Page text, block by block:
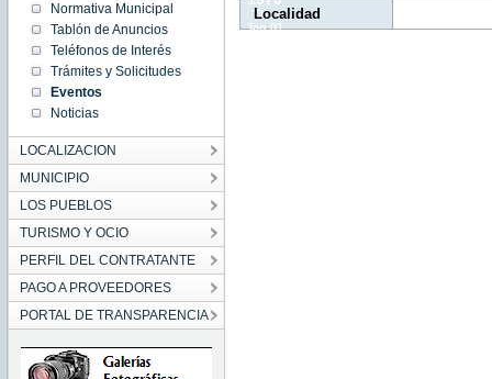
Normativa Municipal
Tablón de Anuncios
Teléfonos de Interés
Trámites y Solicitudes
Eventos
Noticias
LOCALIZACION
MUNICIPIO
LOS PUEBLOS
TURISMO Y OCIO
PERFIL DEL CONTRATANTE
PAGO A PROVEEDORES
PORTAL DE TRANSPARENCIA
Thu
Jan 01
Localidad